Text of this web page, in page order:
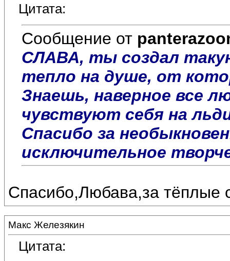
Цитата:
Сообщение от
СЛАВА, ты создал
тепло на душе, от
Знаешь, наверное все
чувствуют себя на
Спасибо за
исключительное
Спасибо,Любава,за тёплые
Макс Железякин
Цитата: